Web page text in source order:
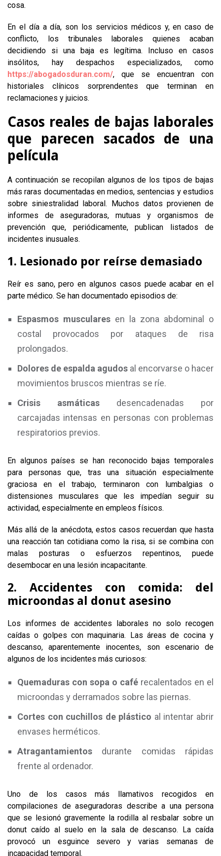
cosa.
En el día a día, son los servicios médicos y, en caso de
conflicto, los tribunales laborales quienes acaban
decidiendo si una baja es legítima. Incluso en casos
insólitos, hay despachos especializados, como
https://abogadosduran.com/, que se encuentran con
historiales clínicos sorprendentes que terminan en
reclamaciones y juicios.
Casos reales de bajas laborales
que parecen sacados de una
película
A continuación se recopilan algunos de los tipos de bajas
más raras documentadas en medios, sentencias y estudios
sobre siniestralidad laboral. Muchos datos provienen de
informes de aseguradoras, mutuas y organismos de
prevención que, periódicamente, publican listados de
incidentes inusuales.
1. Lesionado por reírse demasiado
Reír es sano, pero en algunos casos puede acabar en el
parte médico. Se han documentado episodios de:
Espasmos musculares en la zona abdominal o
costal provocados por ataques de risa
prolongados.
Dolores de espalda agudos al encorvarse o hacer
movimientos bruscos mientras se ríe.
Crisis asmáticas desencadenadas por
carcajadas intensas en personas con problemas
respiratorios previos.
En algunos países se han reconocido bajas temporales
para personas que, tras una situación especialmente
graciosa en el trabajo, terminaron con lumbalgias o
distensiones musculares que les impedían seguir su
actividad, especialmente en empleos físicos.
Más allá de la anécdota, estos casos recuerdan que hasta
una reacción tan cotidiana como la risa, si se combina con
malas posturas o esfuerzos repentinos, puede
desembocar en una lesión incapacitante.
2. Accidentes con comida: del
microondas al donut asesino
Los informes de accidentes laborales no solo recogen
caídas o golpes con maquinaria. Las áreas de cocina y
descanso, aparentemente inocentes, son escenario de
algunos de los incidentes más curiosos:
Quemaduras con sopa o café recalentados en el
microondas y derramados sobre las piernas.
Cortes con cuchillos de plástico al intentar abrir
envases herméticos.
Atragantamientos durante comidas rápidas
frente al ordenador.
Uno de los casos más llamativos recogidos en
compilaciones de aseguradoras describe a una persona
que se lesionó gravemente la rodilla al resbalar sobre un
donut caído al suelo en la sala de descanso. La caída
provocó un esguince severo y varias semanas de
incapacidad temporal.